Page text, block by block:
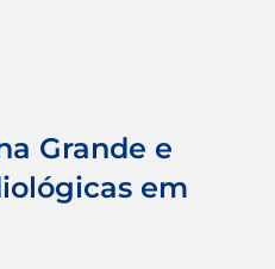
Grande e
em